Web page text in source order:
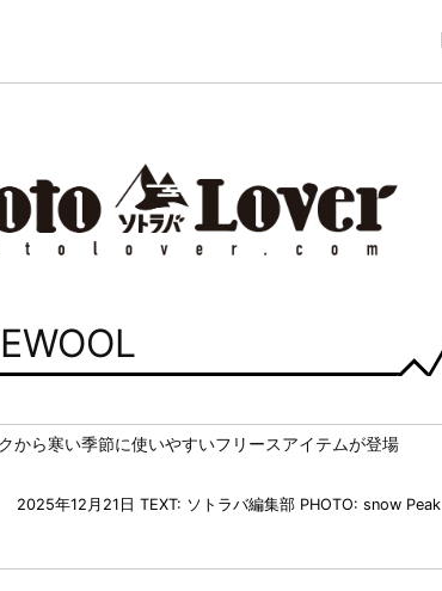
ら寒い季節に使いやすいフリースアイテムが登場
2025年12月21日 TEXT: ソトラバ編集部 PHOTO: snow Peak